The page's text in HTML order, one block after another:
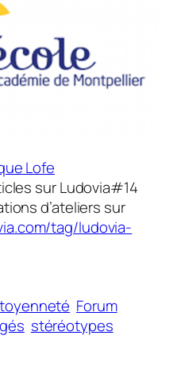
Lofe
sur Ludovia#14
d’ateliers sur
tag/ludovia-
Forum
stéréotypes